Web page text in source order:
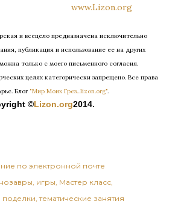
www.Lizon.org
и всецело предназначена исключительно
публикация и использование ее на других
только с моего письменного согласия.
целях категорически запрещено. Все права
Блог "Мир Моих Грез...lizon.org".
©Lizon.org2014.
по электронной почте
игры Мастер класс
поделки тематические занятия